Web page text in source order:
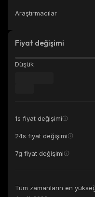
Araştırmacılar
Fiyat değişimi
Düşük
1s fiyat değişimi
24s fiyat değişimi
7g fiyat değişimi
Tüm zamanların en